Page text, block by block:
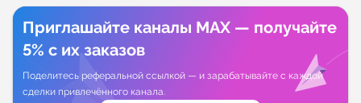
Приглашайте каналы MAX — получайте
5% с их заказов
Поделитесь реферальной ссылкой — и зарабатывайте с каждой
сделки привлечённого канала.